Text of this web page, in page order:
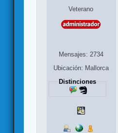
Veterano
Mensajes: 2734
Ubicación: Mallorca
Distinciones